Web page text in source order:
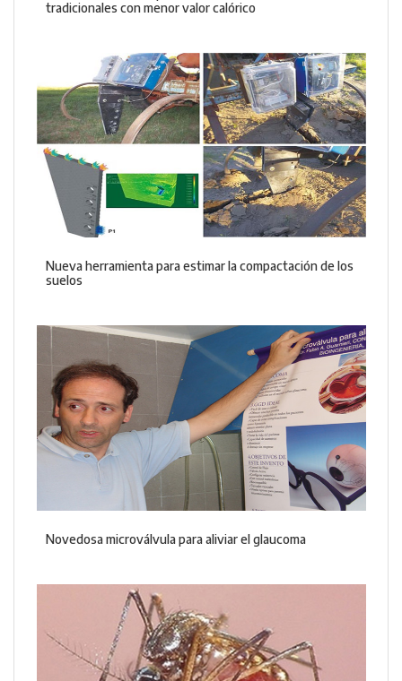
tradicionales con menor valor calórico
Nueva herramienta para estimar la compactación de los
suelos
Novedosa microválvula para aliviar el glaucoma